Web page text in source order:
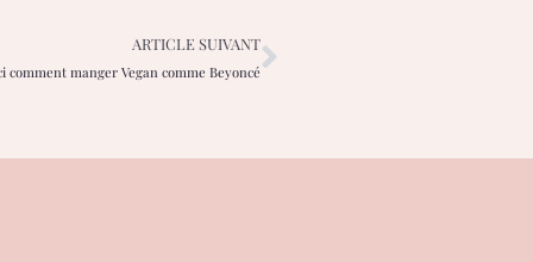
ARTICLE SUIVANT
comment manger Vegan comme Beyoncé